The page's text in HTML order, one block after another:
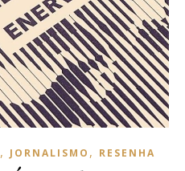
, JORNALISMO , RESENHA